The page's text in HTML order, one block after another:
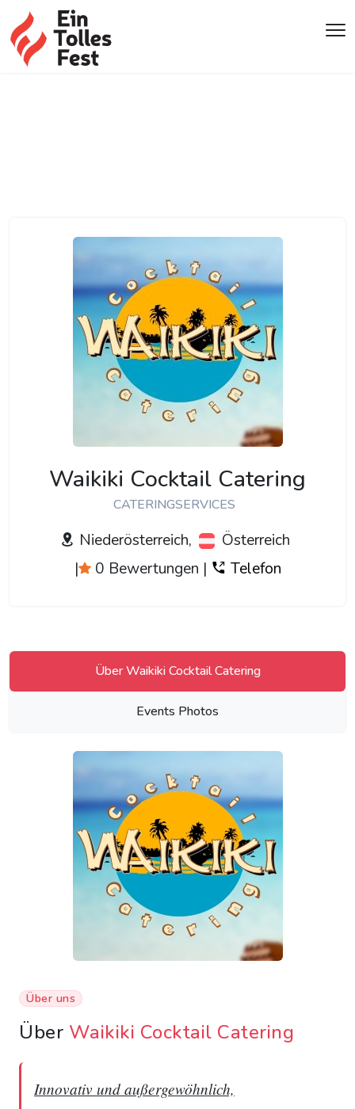
Waikiki Cocktail Catering
CATERINGSERVICES
Niederösterreich,
Österreich
|
0 Bewertungen | Telefon
Über Waikiki Cocktail Catering
Events Photos
Über uns
Über Waikiki Cocktail Catering
Innovativ und außergewöhnlich,